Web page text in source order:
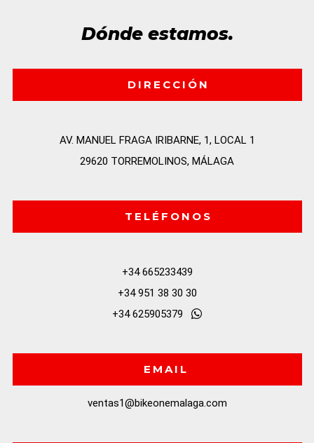
Dónde estamos.
DIRECCIÓN
AV. MANUEL FRAGA IRIBARNE, 1, LOCAL 1
29620 TORREMOLINOS, MÁLAGA
TELÉFONOS
+34 665233439
+34 951 38 30 30
+34 625905379
EMAIL
ventas1@bikeonemalaga.com